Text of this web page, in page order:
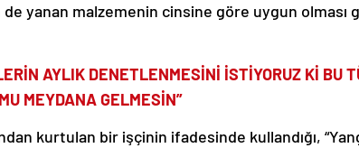
yanan malzemenin cinsine göre uygun olması
AYLIK DENETLENMESİNİ İSTİYORUZ Kİ BU
MEYDANA GELMESİN”
kurtulan bir işçinin ifadesinde kullandığı,